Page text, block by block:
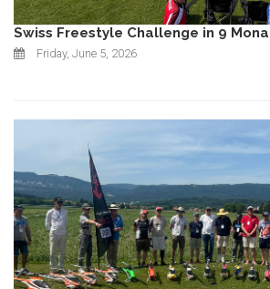
Swiss Freestyle Challenge in 9
Friday, June 5, 2026